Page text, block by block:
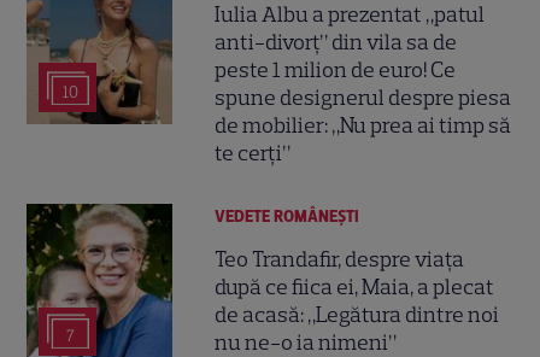
10
Iulia Albu a prezentat „patul
anti-divorț” din vila sa de
peste 1 milion de euro! Ce
spune designerul despre piesa
de mobilier: „Nu prea ai timp să
te cerți”
7
VEDETE ROMÂNEŞTI
Teo Trandafir, despre viața
după ce fiica ei, Maia, a plecat
de acasă: „Legătura dintre noi
nu ne-o ia nimeni”